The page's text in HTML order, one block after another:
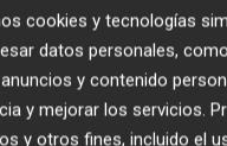
cookies y tecnologías
datos personales,
y contenido
y mejorar los servicios.
y otros fines, incluido el